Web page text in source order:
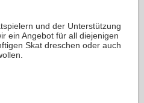
und der Unterstützung
ein Angebot für all diejenigen
Skat dreschen oder auch